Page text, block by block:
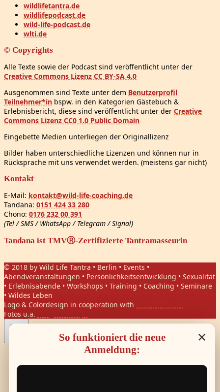
wildlifetantra.de
wildlifepodcast.de
wild-life-podcast.de
wlti.de
© Copyrights
Alle Texte sowie der Podcast sind veröffentlicht unter der
Creative Commons Lizenz CC BY-SA 4.0
Ausgenommen sind Texte unter dem Benutzerprofil
Teilnehmer*in bspw. in den Kategorien Gästebuch &
Erlebnisbericht, diese sind veröffentlicht unter der Creative
Commons Lizenz CC0 1.0 Public Domain
Eingebette Medien unterliegen der Originallizenz
Bilder haben unterschiedliche Lizenzen und können nur in
Rücksprache mit uns verwendet werden. (meistens gar nicht)
Kontakt
E-Mail: kontakt@wild-life-coaching.de
Tandana: 0151 424 33 280
Chono: 0176 232 00 391
(Tel / SMS / WhatsApp / Telegram / Signal)
Tandana ist TMVⓇ-Zertifizierte Tantramasseurin
© 2018 by Wild Life Tantra • Berlin • Events •
Abendveranstaltungen • Persönlichkeitsentwicklung • Sexualität
• Erlebnisabende • Workshops • Training • Coaching • Seminare
• Wildes Leben
Logo & Colordesign in cooperation with
Fotos u.a.
×
So funktioniert die neue
Anmeldung: